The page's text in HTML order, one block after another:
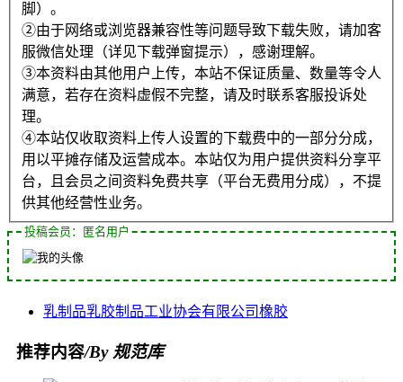
脚）。
②由于网络或浏览器兼容性等问题导致下载失败，请加客
服微信处理（详见下载弹窗提示），感谢理解。
③本资料由其他用户上传，本站不保证质量、数量等令人
满意，若存在资料虚假不完整，请及时联系客服投诉处
理。
④本站仅收取资料上传人设置的下载费中的一部分分成，
用以平摊存储及运营成本。本站仅为用户提供资料分享平
台，且会员之间资料免费共享（平台无费用分成），不提
供其他经营性业务。
投稿会员：匿名用户
乳制品乳胶制品工业协会有限公司橡胶
推荐内容/By 规范库